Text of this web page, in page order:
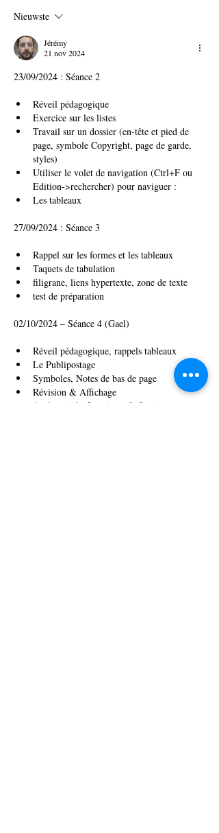
Nieuwste
Jérémy
21 nov 2024
23/09/2024 : Séance 2
Réveil pédagogique
Exercice sur les listes
Travail sur un dossier (en-tête et pied de
page, symbole Copyright, page de garde,
styles)
Utiliser le volet de navigation (Ctrl+F ou
Edition->rechercher) pour naviguer :
Les tableaux
27/09/2024 : Séance 3
Rappel sur les formes et les tableaux
Taquets de tabulation
filigrane, liens hypertexte, zone de texte
test de préparation
02/10/2024 – Séance 4 (Gael)
Réveil pédagogique, rappels tableaux
Le Publipostage
Symboles, Notes de bas de page
Révision & Affichage
Accès rapide, Imprimer & Options